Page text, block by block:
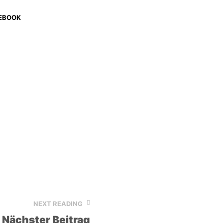
NEXT READING
Nächster Beitrag